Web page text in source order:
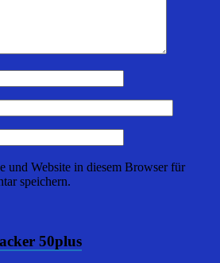
und Website in diesem Browser für
speichern.
50plus